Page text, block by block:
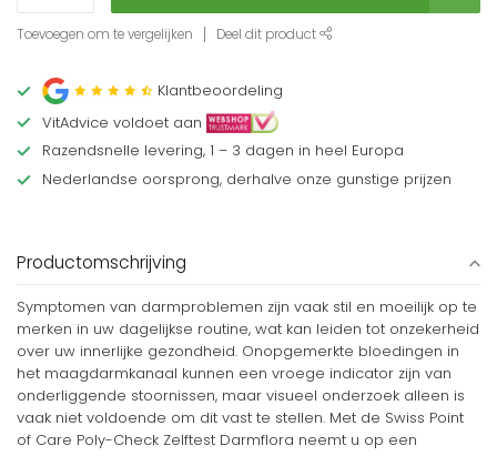
Toevoegen om te vergelijken Deel dit product
Klantbeoordeling
VitAdvice voldoet aan
Razendsnelle levering, 1 – 3 dagen in heel Europa
Nederlandse oorsprong, derhalve onze gunstige prijzen
Productomschrijving
Symptomen van darmproblemen zijn vaak stil en moeilijk op te
merken in uw dagelijkse routine, wat kan leiden tot onzekerheid
over uw innerlijke gezondheid. Onopgemerkte bloedingen in
het maagdarmkanaal kunnen een vroege indicator zijn van
onderliggende stoornissen, maar visueel onderzoek alleen is
vaak niet voldoende om dit vast te stellen. Met de Swiss Point
of Care Poly-Check Zelftest Darmflora neemt u op een